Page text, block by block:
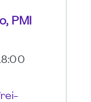
PMI